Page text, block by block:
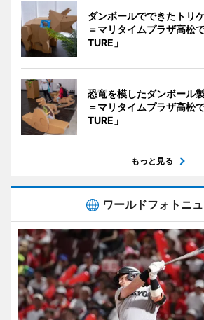
ダンボールでできたトリ
＝マリタイムプラザ高松
TURE」
恐竜を模したダンボール
＝マリタイムプラザ高松
TURE」
もっと見る
ワールドフォトニ